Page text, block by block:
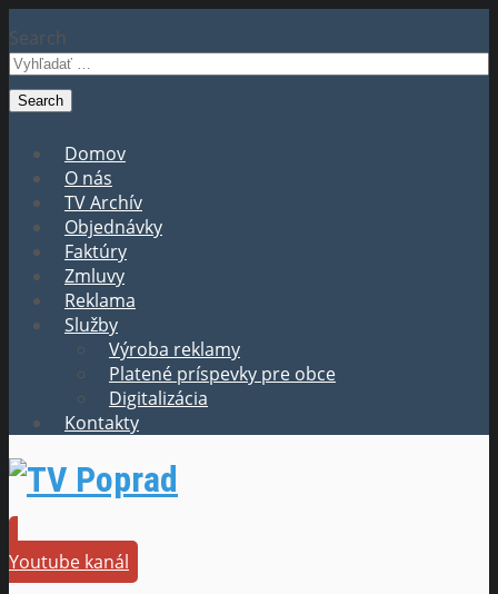
Search
Domov
O nás
TV Archív
Objednávky
Faktúry
Zmluvy
Reklama
Služby
Výroba reklamy
Platené príspevky pre obce
Digitalizácia
Kontakty
Youtube kanál